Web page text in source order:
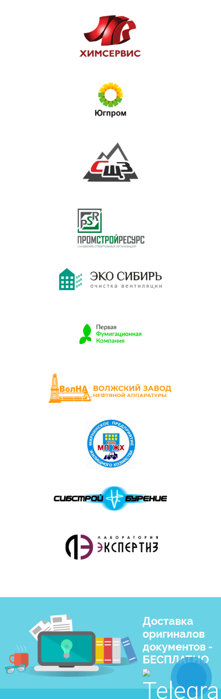
Доставка
оригиналов
документов -
БЕСПЛАТНО